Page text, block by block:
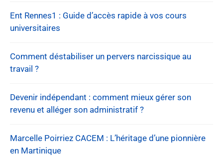
Ent Rennes1 : Guide d’accès rapide à vos cours
universitaires
Comment déstabiliser un pervers narcissique au
travail ?
Devenir indépendant : comment mieux gérer son
revenu et alléger son administratif ?
Marcelle Poirriez CACEM : L’héritage d’une pionnière
en Martinique